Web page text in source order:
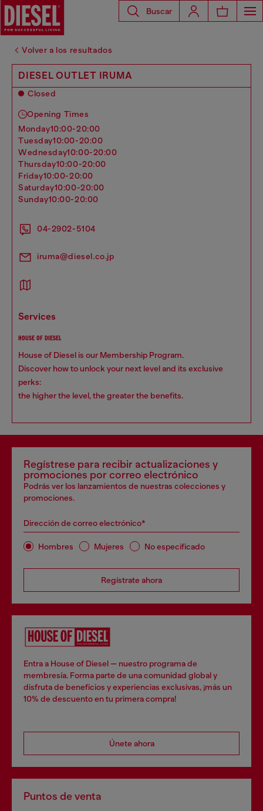
Buscar
Volver a los resultados
DIESEL OUTLET IRUMA
Closed
Opening Times
monday10:00-20:00
tuesday10:00-20:00
wednesday10:00-20:00
thursday10:00-20:00
friday10:00-20:00
saturday10:00-20:00
sunday10:00-20:00
04-2902-5104
iruma@diesel.co.jp
services
HOUSE OF DIESEL
House of Diesel is our Membership Program.
Discover how to unlock your next level and its exclusive
perks:
the higher the level, the greater the benefits.
Regístrese para recibir actualizaciones y
promociones por correo electrónico
Podrás ver los lanzamientos de nuestras colecciones y
promociones.
Dirección de correo electrónico*
Hombres Mujeres No especificado
Regístrate ahora
Entra a House of Diesel — nuestro programa de
membresía. Forma parte de una comunidad global y
disfruta de beneficios y experiencias exclusivas, ¡más un
10% de descuento en tu primera compra!
Únete ahora
Puntos de venta